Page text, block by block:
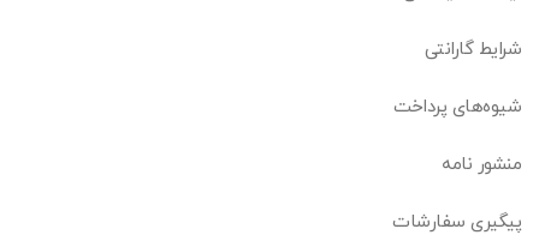
شرایط گارانتی
شیوه‌های پرداخت
منشور نامه
پیگیری سفارشات